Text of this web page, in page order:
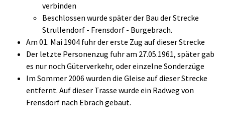
verbinden
Beschlossen wurde später der Bau der Strecke
Strullendorf - Frensdorf - Burgebrach.
Am 01. Mai 1904 fuhr der erste Zug auf dieser Strecke
Der letzte Personenzug fuhr am 27.05.1961, später gab
es nur noch Güterverkehr, oder einzelne Sonderzüge
Im Sommer 2006 wurden die Gleise auf dieser Strecke
entfernt. Auf dieser Trasse wurde ein Radweg von
Frensdorf nach Ebrach gebaut.